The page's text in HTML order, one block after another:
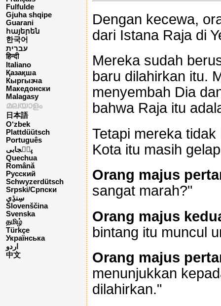
Fulfulde
Gjuha shqipe
Guarani
հայերեն
한국어
עברית
हिन्दी
Italiano
Қазақша
Кыргызча
Македонски
Malagasy
മലയാളം
日本語
O‘zbek
Plattdüütsch
Português
پن٘جابی
Quechua
Română
Русский
Schwyzerdütsch
Srpski/Српски
Slovenščina
Svenska
தமிழ்
Türkçe
Українська
اردو
中文
Dengan kecewa,
dari Istana Raja di
Mereka sudah
baru dilahirkan itu.
menyembah Dia
bahwa Raja itu
Tetapi mereka
Kota itu masih
Orang majus
sangat marah?"
Orang majus
bintang itu muncul
Orang majus
menunjukkan
dilahirkan."